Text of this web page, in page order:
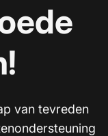
van tevreden